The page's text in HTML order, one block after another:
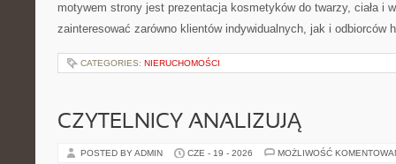
motywem strony jest prezentacja kosmetyków do twarzy, ciała i
zainteresować zarówno klientów indywidualnych, jak i
CATEGORIES: NIERUCHOMOŚCI
CZYTELNICY ANALIZUJĄ
POSTED BY ADMIN CZE - 19 - 2026 MOŻLIWOŚĆ